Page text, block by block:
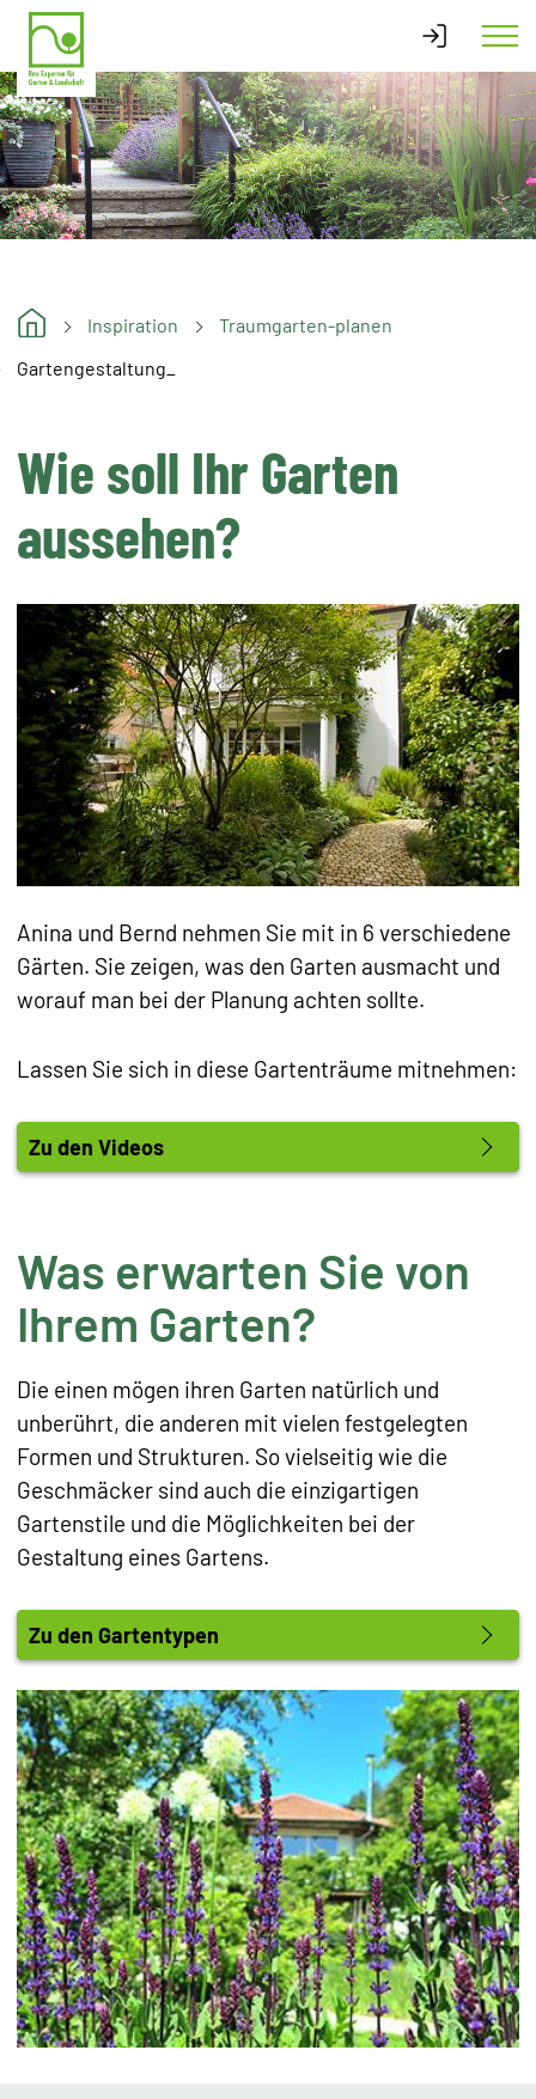
Inspiration
Traumgarten-planen
Gartengestaltung_
Wie soll Ihr Garten
aussehen?
Anina und Bernd nehmen Sie mit in 6 verschiedene
Gärten. Sie zeigen, was den Garten ausmacht und
worauf man bei der Planung achten sollte.
Lassen Sie sich in diese Gartenträume mitnehmen:
Zu den Videos
Was erwarten Sie von
Ihrem Garten?
Die einen mögen ihren Garten natürlich und
unberührt, die anderen mit vielen festgelegten
Formen und Strukturen. So vielseitig wie die
Geschmäcker sind auch die einzigartigen
Gartenstile und die Möglichkeiten bei der
Gestaltung eines Gartens.
Zu den Gartentypen